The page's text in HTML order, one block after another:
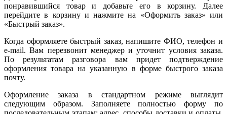
понравившийся товар и добавьте его в корзину. Далее
перейдите в корзину и нажмите на «Оформить заказ» или
«Быстрый заказ».
Когда оформляете быстрый заказ, напишите ФИО, телефон и
e-mail. Вам перезвонит менеджер и уточнит условия заказа.
По результатам разговора вам придет подтверждение
оформления товара на указанную в форме быстрого заказа
почту.
Оформление заказа в стандартном режиме выглядит
следующим образом. Заполняете полностью форму по